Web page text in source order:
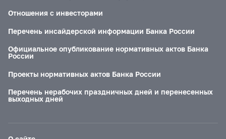
Отношения с инвесторами
Перечень инсайдерской информации Банка России
Официальное опубликование нормативных актов Банка
России
Проекты нормативных актов Банка России
Перечень нерабочих праздничных дней и перенесенных
выходных дней